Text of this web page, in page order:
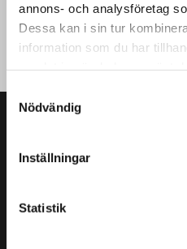
annons- och analysföretag
Dessa kan i sin tur
information som du har
Samtyckesval
Nödvändig
Inställningar
Statistik
betalningsanmärkning. Det
bostad, teckna abonnemang